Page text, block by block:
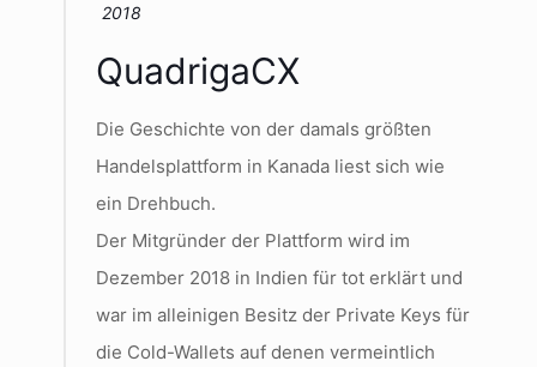
2018
QuadrigaCX
Die Geschichte von der damals größten
Handelsplattform in Kanada liest sich wie
ein Drehbuch.
Der Mitgründer der Plattform wird im
Dezember 2018 in Indien für tot erklärt und
war im alleinigen Besitz der Private Keys für
die Cold-Wallets auf denen vermeintlich